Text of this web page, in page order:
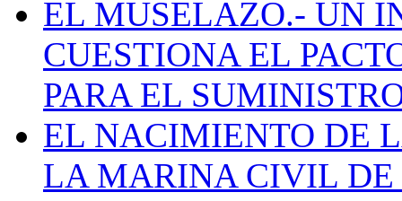
EL MUSELAZO.- UN
CUESTIONA EL
PARA EL
EL NACIMIENTO DE
LA MARINA CIVIL DE